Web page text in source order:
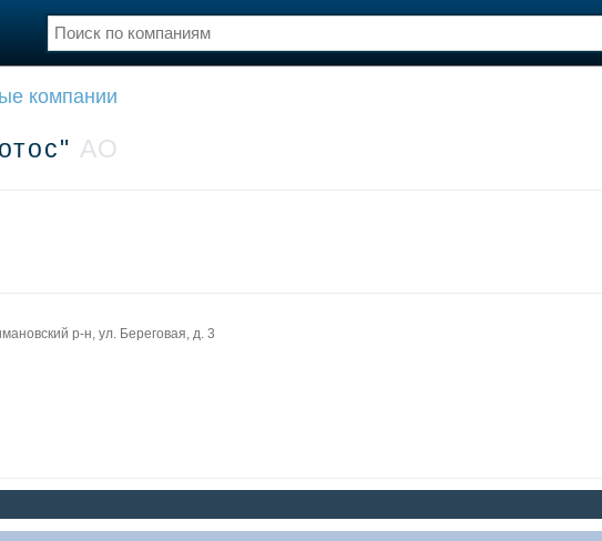
компании
АО
р-н, ул. Береговая, д. 3